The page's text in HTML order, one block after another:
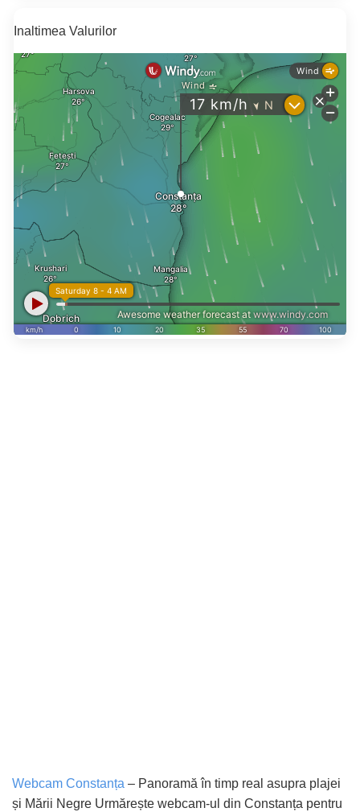
Inaltimea Valurilor
Webcam Constanța – Panoramă în timp real asupra plajei
și Mării Negre Urmărește webcam-ul din Constanța pentru